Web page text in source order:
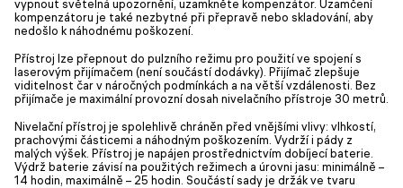
vypnout světelná upozornění, uzamkněte kompenzátor. Uzamčení
kompenzátoru je také nezbytné při přepravě nebo skladování, aby
nedošlo k náhodnému poškození.
Přístroj lze přepnout do pulzního režimu pro použití ve spojení s
laserovým přijímačem (není součástí dodávky). Přijímač zlepšuje
viditelnost čar v náročných podmínkách a na větší vzdálenosti. Bez
přijímače je maximální provozní dosah nivelačního přístroje 30 metrů.
Nivelační přístroj je spolehlivě chráněn před vnějšími vlivy: vlhkostí,
prachovými částicemi a náhodným poškozením. Vydrží i pády z
malých výšek. Přístroj je napájen prostřednictvím dobíjecí baterie.
Výdrž baterie závisí na použitých režimech a úrovni jasu: minimálně –
14 hodin, maximálně – 25 hodin. Součástí sady je držák ve tvaru